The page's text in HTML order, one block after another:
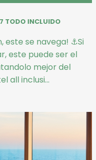
INCLUIDO
se navega! ⚓Si
este puede ser el
mejor del
inclusi...